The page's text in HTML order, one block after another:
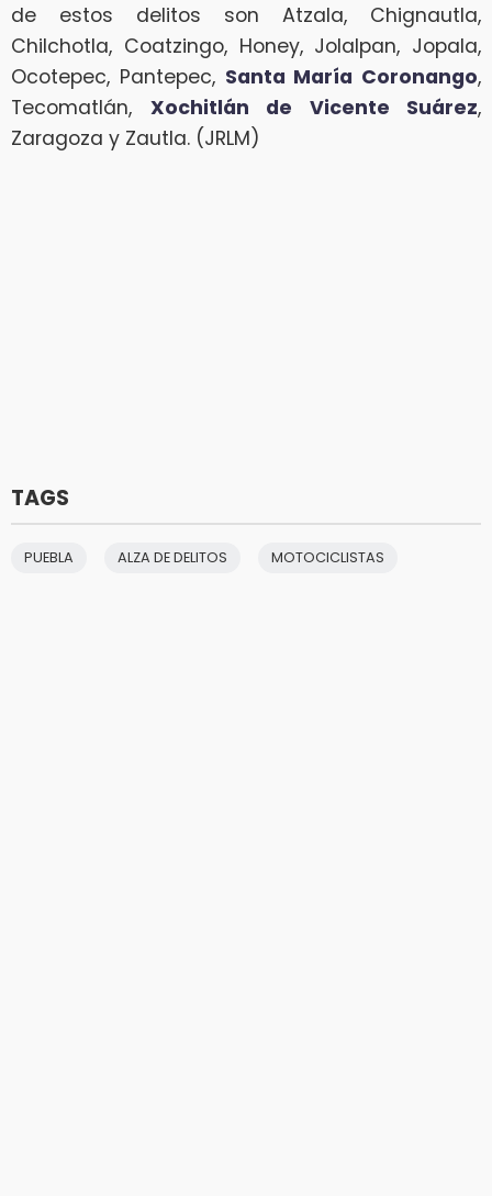
de estos delitos son Atzala, Chignautla,
Chilchotla, Coatzingo, Honey, Jolalpan, Jopala,
Ocotepec, Pantepec, Santa María Coronango,
Tecomatlán, Xochitlán de Vicente Suárez,
Zaragoza y Zautla. (JRLM)
TAGS
PUEBLA ALZA DE DELITOS MOTOCICLISTAS